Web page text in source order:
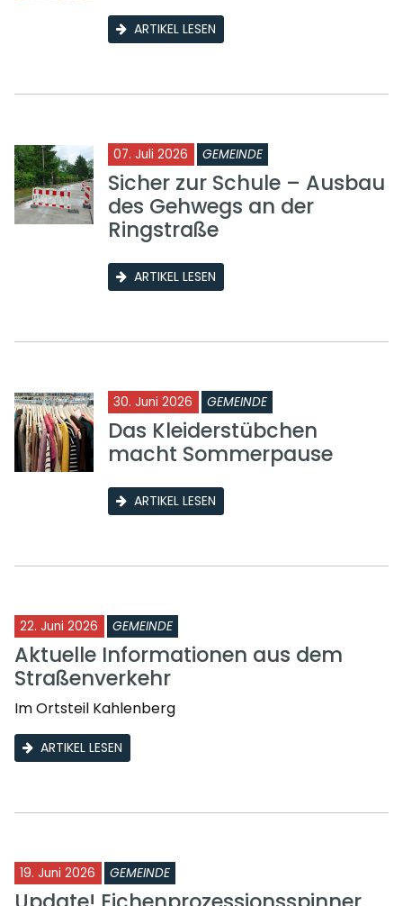
ARTIKEL LESEN
07. Juli 2026 GEMEINDE
Sicher zur Schule – Ausbau
des Gehwegs an der
Ringstraße
ARTIKEL LESEN
30. Juni 2026 GEMEINDE
Das Kleiderstübchen
macht Sommerpause
ARTIKEL LESEN
22. Juni 2026 GEMEINDE
Aktuelle Informationen aus dem
Straßenverkehr
Im Ortsteil Kahlenberg
ARTIKEL LESEN
19. Juni 2026 GEMEINDE